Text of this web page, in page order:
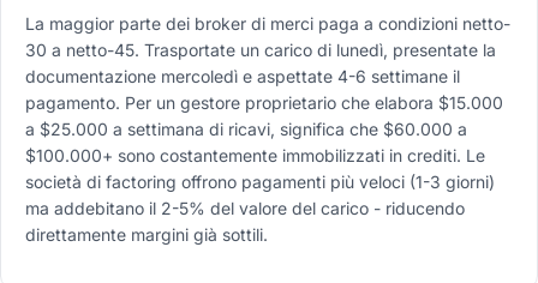
La maggior parte dei broker di merci paga a condizioni netto-
30 a netto-45. Trasportate un carico di lunedì, presentate la
documentazione mercoledì e aspettate 4-6 settimane il
pagamento. Per un gestore proprietario che elabora $15.000
a $25.000 a settimana di ricavi, significa che $60.000 a
$100.000+ sono costantemente immobilizzati in crediti. Le
società di factoring offrono pagamenti più veloci (1-3 giorni)
ma addebitano il 2-5% del valore del carico - riducendo
direttamente margini già sottili.